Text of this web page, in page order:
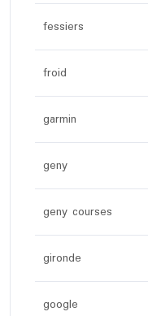
fessiers
froid
garmin
geny
geny courses
gironde
google